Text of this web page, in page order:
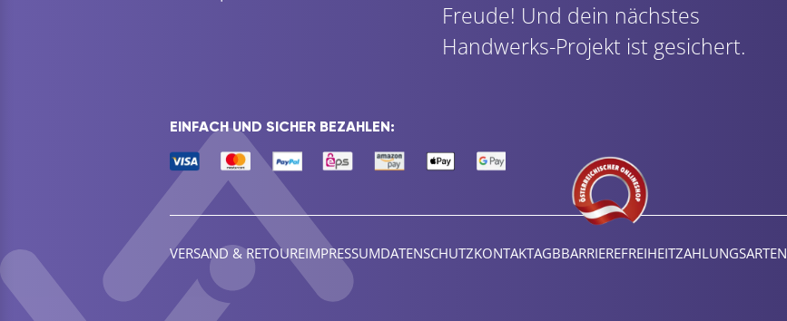
Freude! Und dein nächstes
Handwerks-Projekt ist gesichert.
EINFACH UND SICHER BEZAHLEN:
VERSAND & RETOUREIMPRESSUMDATENSCHUTZKONTAKTAGBBARRIEREFREIHEITZAHLUNGSARTEN